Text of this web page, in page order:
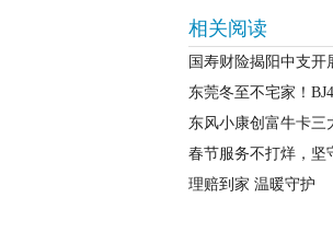
相关阅读
国寿财险揭阳中支
东莞冬至不宅家！
东风小康创富牛卡三
春节服务不打烊，坚
理赔到家 温暖守护